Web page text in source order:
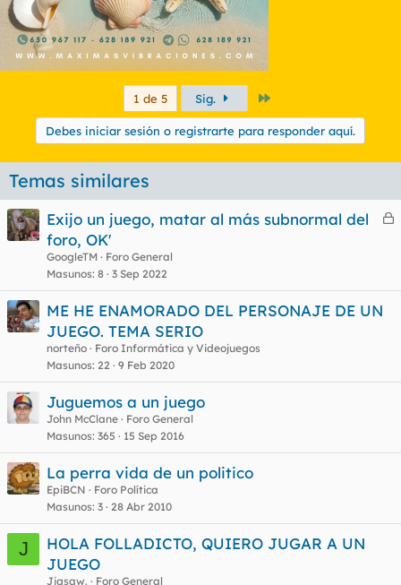
1 de 5 Sig.
Debes iniciar sesión o registrarte para responder aquí.
Temas similares
C
a
Exijo un juego, matar al más subnormal del
foro, OK'
GoogleTM
Foro General
Masunos 8 3 Sep 2022
ME HE ENAMORADO DEL PERSONAJE DE UN
JUEGO. TEMA SERIO
norteño
Foro Informática y Videojuegos
Masunos 22 9 Feb 2020
Juguemos a un juego
John McClane
Foro General
Masunos 365 15 Sep 2016
La perra vida de un politico
EpiBCN
Foro Política
Masunos 3 28 Abr 2010
J
HOLA FOLLADICTO, QUIERO JUGAR A UN
JUEGO
Jigsaw.
Foro General